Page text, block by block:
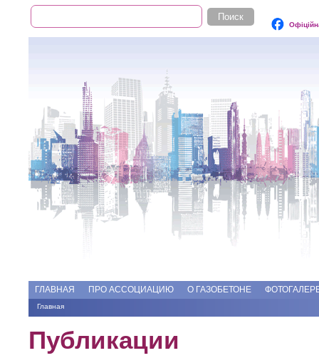
Форма поиска
Поиск
ГЛАВНАЯ ПРО АССОЦИАЦИЮ О ГАЗОБЕТОНЕ
Вы здесь
Главная
Публикации